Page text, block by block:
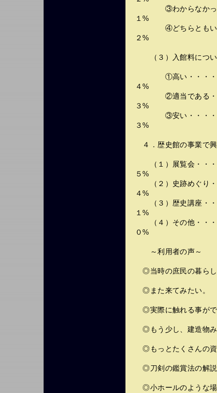
③わからなかった・
１%
④どちらともいえな
２%
（３）入館料につ
①高い・・・・・・
４%
②適当である・・・
３%
③安い・・・・・・
３%
４．歴史館の事業で
（１）展覧会・・・
５%
（２）史跡めぐり・
４%
（３）歴史講座・・
１%
（４）その他・・・
０%
～利用者の声～
◎当時の庶民の暮らし
◎また来てみたい。
◎実際に触れる事がで
◎もう少し、建造物み
◎もっとたくさんの資
◎刀剣の鑑賞法の解説
◎小ホールのような場